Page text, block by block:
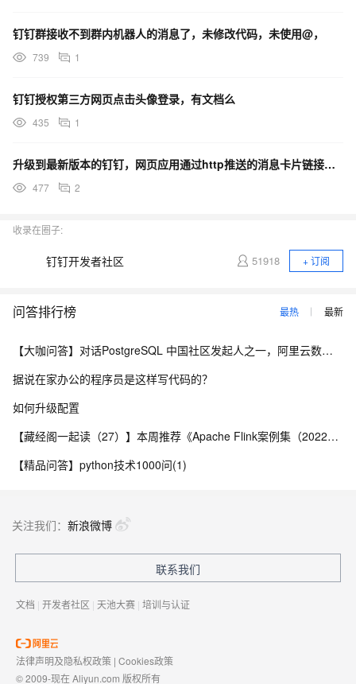
钉钉群接收不到群内机器人的消息了，未修改代码，未使用@，
739 1
钉钉授权第三方网页点击头像登录，有文档么
435 1
升级到最新版本的钉钉，网页应用通过http推送的消息卡片链接无法点开
477 2
收录在圈子:
钉钉开发者社区 51918 + 订阅
问答排行榜 最热 最新
【大咖问答】对话PostgreSQL 中国社区发起人之一，阿里云数据库高级专家 德哥
据说在家办公的程序员是这样写代码的？
如何升级配置
【藏经阁一起读（27）】本周推荐《Apache Flink案例集（2022版）》，你有哪些心得？
【精品问答】python技术1000问(1)
关注我们： 新浪微博
联系我们
文档 | 开发者社区 | 天池大赛 | 培训与认证
法律声明及隐私权政策 | Cookies政策
© 2009-现在 Aliyun.com 版权所有